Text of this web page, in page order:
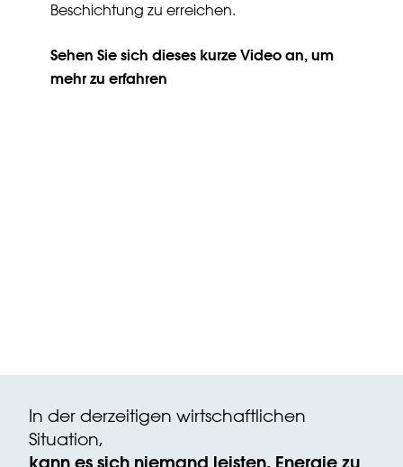
Beschichtung zu erreichen.
Sehen Sie sich dieses kurze Video an, um
mehr zu erfahren
In der derzeitigen wirtschaftlichen
Situation,